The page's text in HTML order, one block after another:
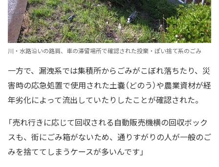
川・水路沿いの路肩、車の滞留場所で確認された投棄・ぽい捨て系のごみ
一方で、漏洩系では集積所からごみがこぼれ落ちたり、災
害時の応急処置で使用された土嚢（どのう）や農業資材が経
年劣化によって流出していたりしたことが確認された。
「売れ行きに応じて回収される自動販売機横の回収ボック
スも、街にごみ箱がないため、通りすがりの人が一般のご
みを捨ててしまうケースが多いんです」